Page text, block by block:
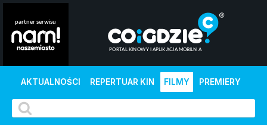
AKTUALNOŚCI REPERTUAR KIN FILMY PREMIERY